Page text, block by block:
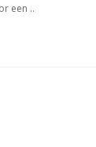
een ..